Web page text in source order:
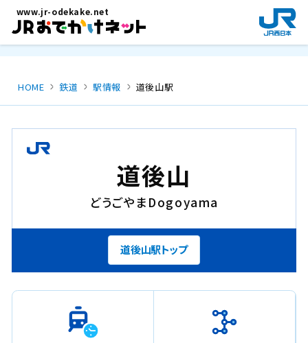
メインコンテンツにスキップ
www.jr-odekake.net
新
規
ウ
で
HOME 鉄道 駅情報 道後山駅
道後山
どうごやま Dogoyama
道後山駅トップ